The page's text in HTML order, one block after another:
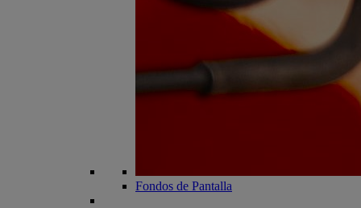
Fondos de Pantalla